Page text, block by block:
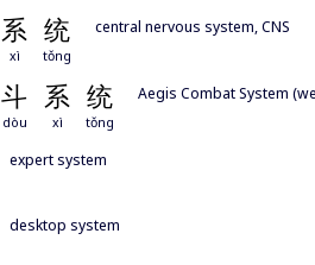
系 统
xì tǒng
central nervous system, CNS
斗 系 统
dòu xì tǒng
Aegis Combat System
expert system
desktop system